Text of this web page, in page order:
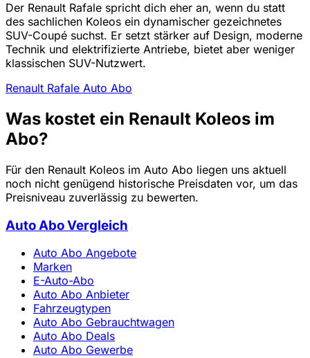
Der Renault Rafale spricht dich eher an, wenn du statt
des sachlichen Koleos ein dynamischer gezeichnetes
SUV-Coupé suchst. Er setzt stärker auf Design, moderne
Technik und elektrifizierte Antriebe, bietet aber weniger
klassischen SUV-Nutzwert.
Renault Rafale Auto Abo
Was kostet ein Renault Koleos im
Abo?
Für den Renault Koleos im Auto Abo liegen uns aktuell
noch nicht genügend historische Preisdaten vor, um das
Preisniveau zuverlässig zu bewerten.
Auto Abo Vergleich
Auto Abo Angebote
Marken
E-Auto-Abo
Auto Abo Anbieter
Fahrzeugtypen
Auto Abo Gebrauchtwagen
Auto Abo Deals
Auto Abo Gewerbe